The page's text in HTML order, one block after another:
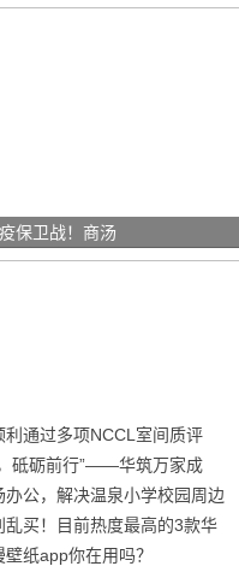
保卫战！商汤
旗舰轿车“
利通过多项NCCL室间质评
砥砺前行”——华筑万家成
办公，解决温泉小学校园周边
乱买！目前热度最高的3款华
纸app你在用吗？